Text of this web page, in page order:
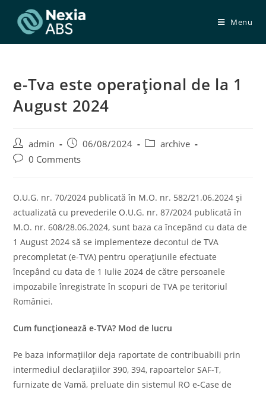
content
Menu
e-Tva este operaţional de la 1
August 2024
Post
author:
admin
Post
published:
06/08/2024
Postarchive
Post0 Comments
O.U.G. nr. 70/2024 publicată în M.O. nr. 582/21.06.2024 şi
actualizată cu prevederile O.U.G. nr. 87/2024 publicată în
M.O. nr. 608/28.06.2024, sunt baza ca începând cu data de
1 August 2024 să se implementeze decontul de TVA
precompletat (e-TVA) pentru operaţiunile efectuate
începând cu data de 1 Iulie 2024 de către persoanele
impozabile înregistrate în scopuri de TVA pe teritoriul
României.
Cum funcţionează e-TVA? Mod de lucru
Pe baza informaţiilor deja raportate de contribuabili prin
intermediul declaraţiilor 390, 394, rapoartelor SAF-T,
furnizate de Vamă, preluate din sistemul RO e-Case de